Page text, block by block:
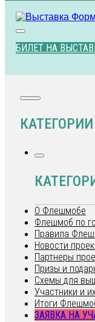
БИЛЕТ НА
О Флешмобе
Флешмоб по
Правила
Новости
Партнеры
Призы и
Схемы для
Участники и
Итоги
ЗАЯВКА НА